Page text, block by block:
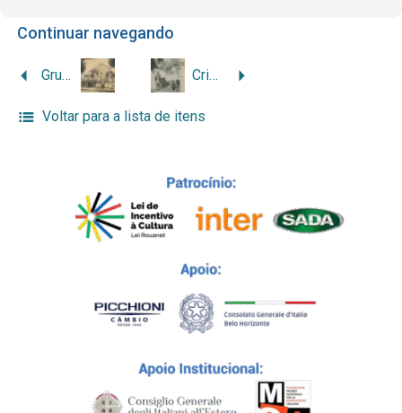
Continuar navegando
Grupo em frente a representação italiana Crianças (Balilla) com o cônsul Lorenzo Nicolai
Voltar para a lista de itens